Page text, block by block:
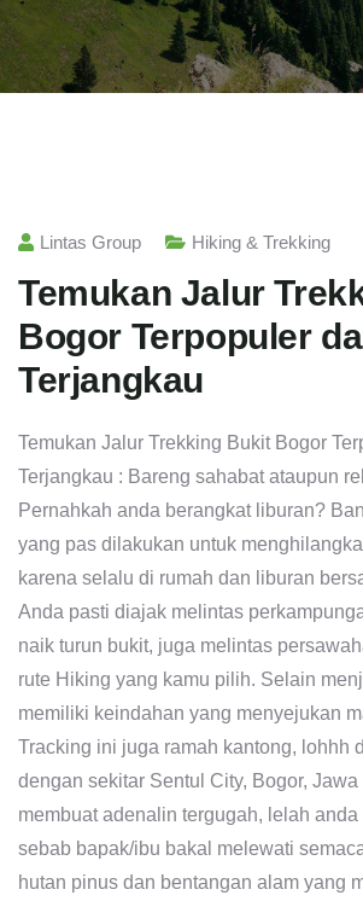
Lintas Group Hiking & Trekking
Temukan Jalur
Bogor Terpopuler
Terjangkau
Temukan Jalur Trekking Bukit Bogor
Terjangkau : Bareng sahabat ataupun
Pernahkah anda berangkat liburan?
yang pas dilakukan untuk
karena selalu di rumah dan liburan
Anda pasti diajak melintas
naik turun bukit, juga melintas
rute Hiking yang kamu pilih. Selain
memiliki keindahan yang menyejukan
Tracking ini juga ramah kantong, lohhh
dengan sekitar Sentul City, Bogor,
membuat adenalin tergugah, lelah
sebab bapak/ibu bakal melewati
hutan pinus dan bentangan alam yang